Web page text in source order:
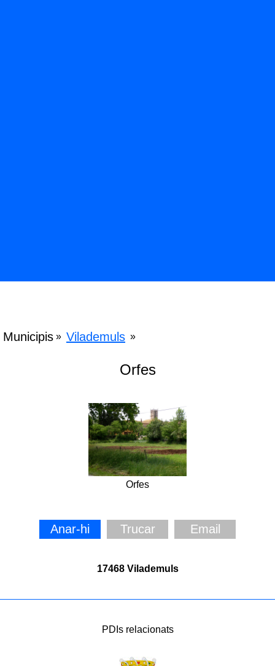
Municipis » Vilademuls »
Orfes
Orfes
Anar-hi Trucar Email
17468 Vilademuls
PDIs relacionats